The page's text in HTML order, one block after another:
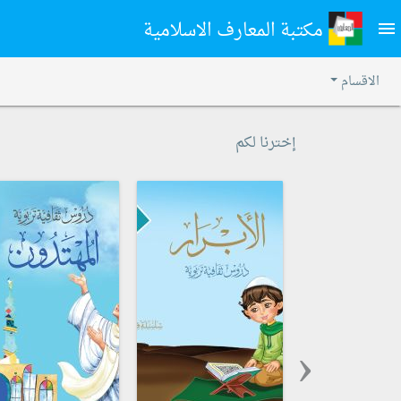
menu مكتبة المعارف الاسلامية
الاقسام
إخترنا لكم
‹